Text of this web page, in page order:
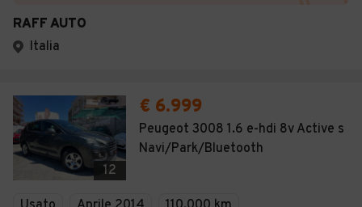
RAFF AUTO
Italia
12
€ 6.999
Peugeot 3008 1.6 e-hdi 8v Active s
Navi/Park/Bluetooth